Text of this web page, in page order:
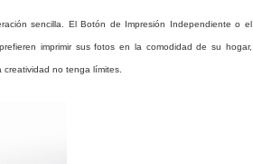
sencilla. El Botón de Impresión Independiente o el
imprimir sus fotos en la comodidad de su hogar,
no tenga límites.